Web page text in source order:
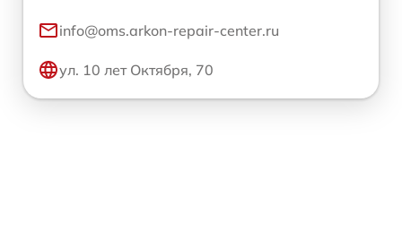
info@oms.arkon-repair-center.ru
ул. 10 лет Октября, 70